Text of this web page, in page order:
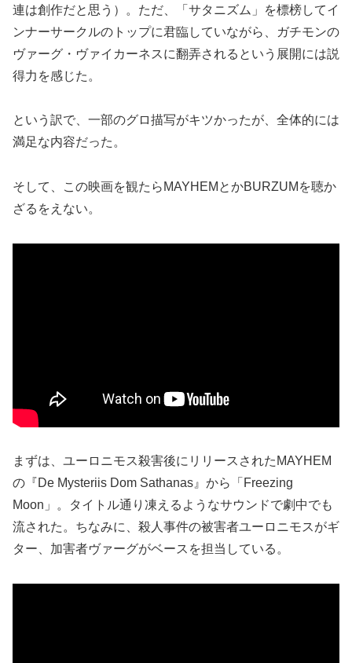
連は創作だと思う）。ただ、「サタニズム」を標榜してイ
ンナーサークルのトップに君臨していながら、ガチモンの
ヴァーグ・ヴァイカーネスに翻弄されるという展開には説
得力を感じた。
という訳で、一部のグロ描写がキツかったが、全体的には
満足な内容だった。
そして、この映画を観たらMAYHEMとかBURZUMを聴か
ざるをえない。
まずは、ユーロニモス殺害後にリリースされたMAYHEM
の『De Mysteriis Dom Sathanas』から「Freezing
Moon」。タイトル通り凍えるようなサウンドで劇中でも
流された。ちなみに、殺人事件の被害者ユーロニモスがギ
ター、加害者ヴァーグがベースを担当している。